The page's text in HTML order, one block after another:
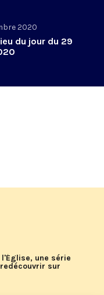
2020
du jour du 29
une série
sur